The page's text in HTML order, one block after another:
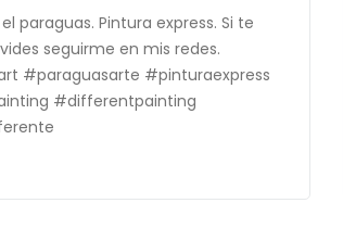
paraguas. Pintura express. Si te
seguirme en mis redes.
#paraguasarte #pinturaexpress
#differentpainting